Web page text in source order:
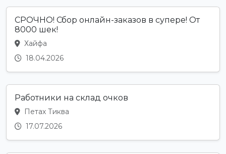
СРОЧНО! Сбор онлайн-заказов в супере! От
8000 шек!
Хайфа
18.04.2026
Работники на склад очков
Петах Тиква
17.07.2026